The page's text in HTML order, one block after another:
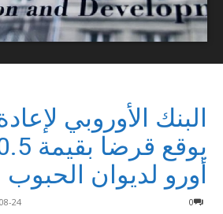
البنك الأوروبي
أورو لديوان الحبوب
24 0